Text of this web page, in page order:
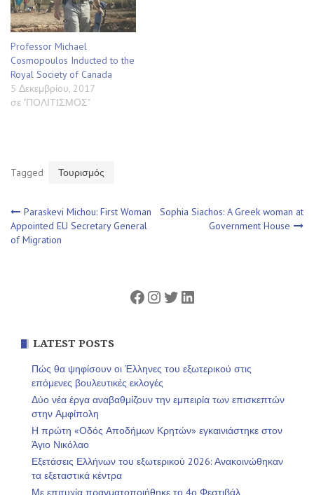
Professor Michael
Cosmopoulos Inducted to the
Royal Society of Canada
5 Δεκεμβρίου, 2017
σε "ΠΟΛΙΤΙΣΜΟΣ"
Tagged Τουρισμός
Πλοήγηση
άρθρων
Paraskevi Michou: First Woman
Appointed EU Secretary General
of Migration
Sophia Siachos: A Greek woman at
Government House
Facebook
Instagram
Twitter
Linkedin
LATEST POSTS
Πώς θα ψηφίσουν οι Έλληνες του εξωτερικού στις
επόμενες βουλευτικές εκλογές
Δύο νέα έργα αναβαθμίζουν την εμπειρία των επισκεπτών
στην Αμφίπολη
Η πρώτη «Οδός Αποδήμων Κρητών» εγκαινιάστηκε στον
Άγιο Νικόλαο
Εξετάσεις Ελλήνων του εξωτερικού 2026: Ανακοινώθηκαν
τα εξεταστικά κέντρα
Με επιτυχία πραγματοποιήθηκε το 4ο Φεστιβάλ